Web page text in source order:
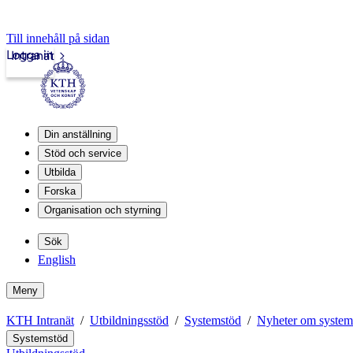
Till innehåll på sidan
Intranät
Logga in
Din anställning
Stöd och service
Utbilda
Forska
Organisation och styrning
Sök
English
Meny
KTH Intranät Utbildningsstöd Systemstöd Nyheter om
Systemstöd